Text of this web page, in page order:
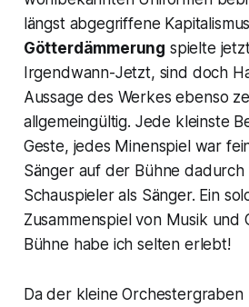
längst abgegriffene
Götterdämmerung spielte
Irgendwann-Jetzt, sind doch
Aussage des Werkes ebenso
allgemeingültig. Jede kleinste
Geste, jedes Minenspiel war
Sänger auf der Bühne
Schauspieler als Sänger. Ein
Zusammenspiel von Musik und
Bühne habe ich selten erlebt!
Da der kleine Orchestergraben